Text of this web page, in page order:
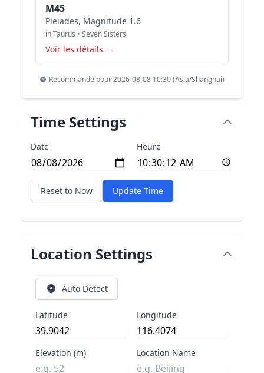
M45
Pleiades, Magnitude 1.6
in Taurus • Seven Sisters
Voir les détails →
Recommandé pour 2026-08-08 10:30 (Asia/Shanghai)
Time Settings
Date Heure
Reset to Now Update Time
Location Settings
Auto Detect
Latitude Longitude
Elevation (m) Location Name